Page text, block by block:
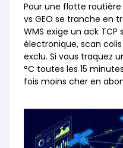
Pour une flotte routière
vs GEO se tranche en
WMS exige un ack
électronique, scan
exclu. Si vous traquez
°C toutes les 15
fois moins cher en